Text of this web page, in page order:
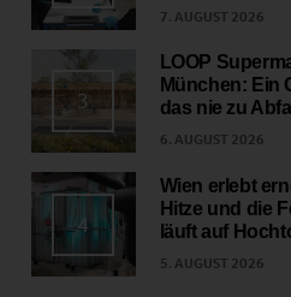
7. AUGUST 2026
3
LOOP
München: Ein
das nie zu
6. AUGUST 2026
4
Wien erlebt
Hitze und die
läuft auf
5. AUGUST 2026